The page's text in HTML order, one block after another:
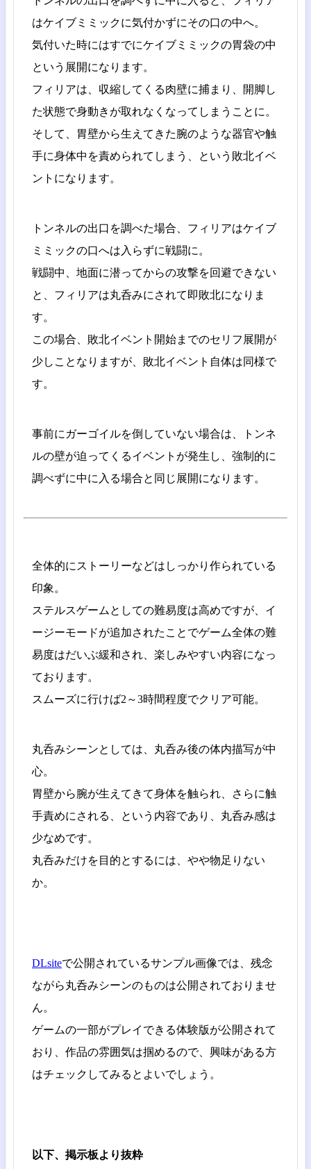
はケイブミミックに気付かずにその口の中へ。
気付いた時にはすでにケイブミミックの胃袋の中
という展開になります。
フィリアは、収縮してくる肉壁に捕まり、開脚し
た状態で身動きが取れなくなってしまうことに。
そして、胃壁から生えてきた腕のような器官や触
手に身体中を責められてしまう、という敗北イベ
ントになります。
トンネルの出口を調べた場合、フィリアはケイブ
ミミックの口へは入らずに戦闘に。
戦闘中、地面に潜ってからの攻撃を回避できない
と、フィリアは丸呑みにされて即敗北になりま
す。
この場合、敗北イベント開始までのセリフ展開が
少しことなりますが、敗北イベント自体は同様で
す。
事前にガーゴイルを倒していない場合は、トンネ
ルの壁が迫ってくるイベントが発生し、強制的に
調べずに中に入る場合と同じ展開になります。
全体的にストーリーなどはしっかり作られている
印象。
ステルスゲームとしての難易度は高めですが、イ
ージーモードが追加されたことでゲーム全体の難
易度はだいぶ緩和され、楽しみやすい内容になっ
ております。
スムーズに行けば2～3時間程度でクリア可能。
丸呑みシーンとしては、丸呑み後の体内描写が中
心。
胃壁から腕が生えてきて身体を触られ、さらに触
手責めにされる、という内容であり、丸呑み感は
少なめです。
丸呑みだけを目的とするには、やや物足りない
か。
DLsiteで公開されているサンプル画像では、残念
ながら丸呑みシーンのものは公開されておりませ
ん。
ゲームの一部がプレイできる体験版が公開されて
おり、作品の雰囲気は掴めるので、興味がある方
はチェックしてみるとよいでしょう。
以下、掲示板より抜粋